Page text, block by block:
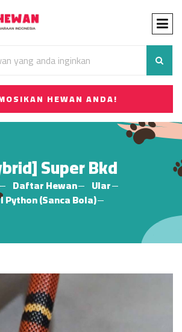
HEWAN ANDA!
Super Bkd
Daftar Hewan
Ular
Python (Sanca Bola)